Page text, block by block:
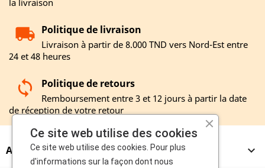
la livraison
Politique de livraison
Livraison à partir de 8.000 TND vers Nord-Est entre
24 et 48 heures
Politique de retours
Remboursement entre 3 et 12 jours à partir la date
de réception de votre retour
A PROPOS 
Ce site web utilise des cookies
Ce site web utilise des cookies. Pour plus
d'informations sur la façon dont nous